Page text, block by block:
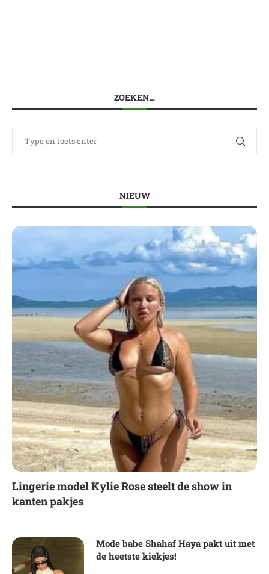
ZOEKEN…
NIEUW
Lingerie model Kylie Rose steelt de show in
kanten pakjes
Mode babe Shahaf Haya pakt uit met
de heetste kiekjes!